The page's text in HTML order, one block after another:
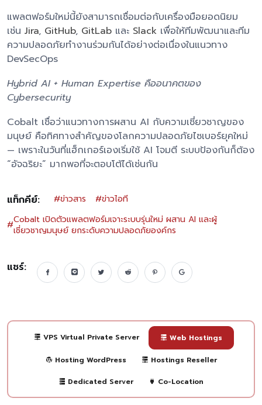
แพลตฟอร์มใหม่นี้ยังสามารถเชื่อมต่อกับเครื่องมือยอดนิยม
เช่น Jira, GitHub, GitLab และ Slack เพื่อให้ทีมพัฒนาและทีม
ความปลอดภัยทำงานร่วมกันได้อย่างต่อเนื่องในแนวทาง
DevSecOps
Hybrid AI + Human Expertise คืออนาคตของ
Cybersecurity
Cobalt เชื่อว่าแนวทางการผสาน AI กับความเชี่ยวชาญของ
มนุษย์ คือทิศทางสำคัญของโลกความปลอดภัยไซเบอร์ยุคใหม่
— เพราะในวันที่แฮ็กเกอร์เองเริ่มใช้ AI โจมตี ระบบป้องกันก็ต้อง
“อัจฉริยะ” มากพอที่จะตอบโต้ได้เช่นกัน
แท็กคีย์: #ข่าวสาร #ข่าวไอที
#Cobalt เปิดตัวแพลตฟอร์มเจาะระบบรุ่นใหม่ ผสาน AI และผู้
เชี่ยวชาญมนุษย์ ยกระดับความปลอดภัยองค์กร
แชร์:
VPS Virtual Private Server Web Hostings
Hosting WordPress Hostings Reseller
Dedicated Server Co-Location